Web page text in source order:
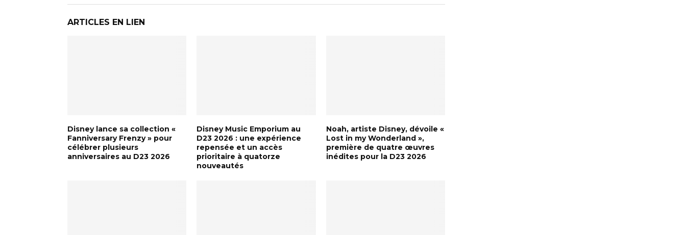
ARTICLES EN LIEN
Disney lance sa collection «
Fanniversary Frenzy » pour
célébrer plusieurs
anniversaires au D23 2026
Disney Music Emporium au
D23 2026 : une expérience
repensée et un accès
prioritaire à quatorze
nouveautés
Noah, artiste Disney, dévoile «
Lost in my Wonderland »,
première de quatre œuvres
inédites pour la D23 2026